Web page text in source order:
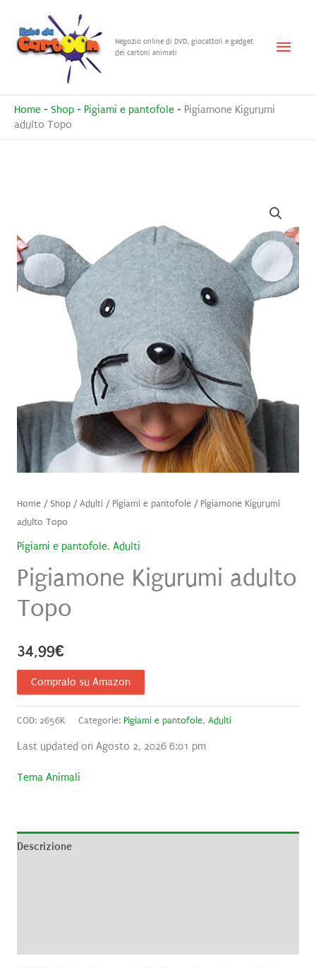
contenuto
Negozio online di DVD, giocattoli e gadget
dei cartoni animati
Menu
Home - Shop - Pigiami e pantofole - Pigiamone Kigurumi
adulto Topo
Home/ Shop/Adulti/ Pigiami e pantofole/ Pigiamone Kigurumi
adulto Topo
Pigiami e pantofole, Adulti
Pigiamone Kigurumi adulto
Topo
34,99€
Compralo su Amazon
COD: 2656K Categorie: Pigiami e pantofole, Adulti
Last updated on Agosto 2, 2026 6:01 pm
Tema Animali
Descrizione